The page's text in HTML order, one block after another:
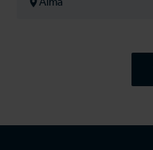
Alma